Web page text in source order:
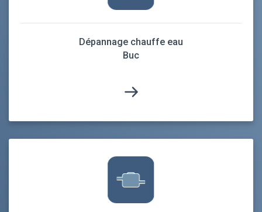
Dépannage chauffe eau
Buc